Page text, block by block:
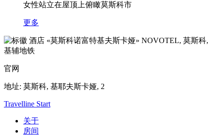
女性站立在屋顶上俯瞰莫斯科市
更多
NOVOTEL, 莫斯科,
基辅地铁
官网
地址: 莫斯科, 基耶夫斯卡娅, 2
Travelline Start
关于
房间